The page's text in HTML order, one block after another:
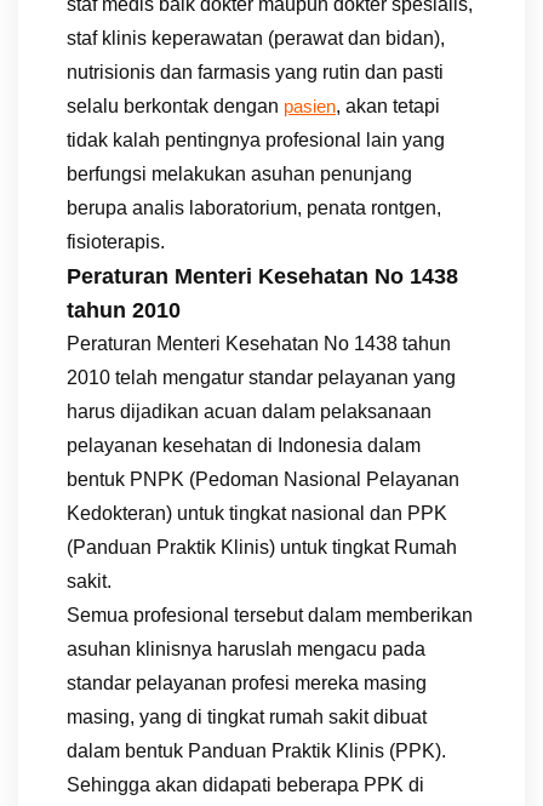
staf klinis keperawatan (perawat dan bidan),
nutrisionis dan farmasis yang rutin dan pasti
selalu berkontak dengan pasien, akan tetapi
tidak kalah pentingnya profesional lain yang
berfungsi melakukan asuhan penunjang
berupa analis laboratorium, penata rontgen,
fisioterapis.
Peraturan Menteri Kesehatan No 1438
tahun 2010
Peraturan Menteri Kesehatan No 1438 tahun
2010 telah mengatur standar pelayanan yang
harus dijadikan acuan dalam pelaksanaan
pelayanan kesehatan di Indonesia dalam
bentuk PNPK (Pedoman Nasional Pelayanan
Kedokteran) untuk tingkat nasional dan PPK
(Panduan Praktik Klinis) untuk tingkat Rumah
sakit.
Semua profesional tersebut dalam memberikan
asuhan klinisnya haruslah mengacu pada
standar pelayanan profesi mereka masing
masing, yang di tingkat rumah sakit dibuat
dalam bentuk Panduan Praktik Klinis (PPK).
Sehingga akan didapati beberapa PPK di